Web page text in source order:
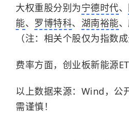
大权重股分别为宁德时代、
能、 罗博特科、 湖南裕能
（注：相关个股仅为指数
费率方面，创业板新能源
以上数据来源：Wind，公
需谨慎！